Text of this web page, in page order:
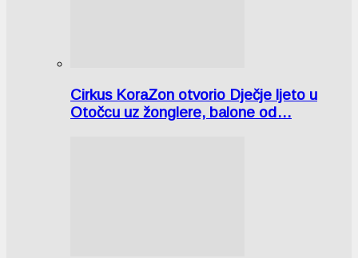
Cirkus KoraZon otvorio Dječje ljeto u
Otočcu uz žonglere, balone od…